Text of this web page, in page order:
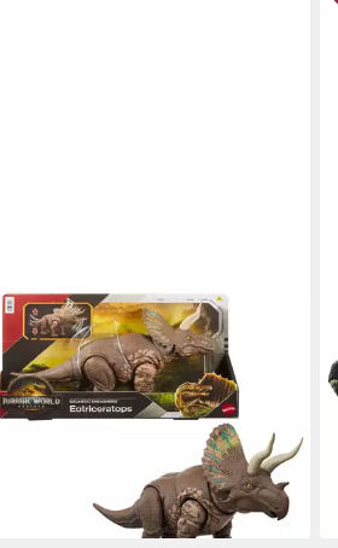
JURASSIC WORLD
Spielfigur Eotriceratops Gigantic
Thrashers Jurassic World JGB93
Dinosaurier
ab 29,95 €
lieferbar - in 2-3 Werktagen bei dir